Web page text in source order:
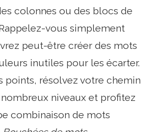
colonnes ou des blocs de
vous simplement
peut-être créer des mots
inutiles pour les écarter.
points, résolvez votre chemin
niveaux et profitez
combinaison de mots